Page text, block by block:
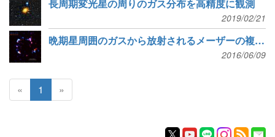
長周期変光星の周りのガス分布を高精度に観測
2019/02/21
晩期星周囲のガスから放射されるメーザーの複雑な形状を鮮明に撮影
2016/06/09
« 1 »